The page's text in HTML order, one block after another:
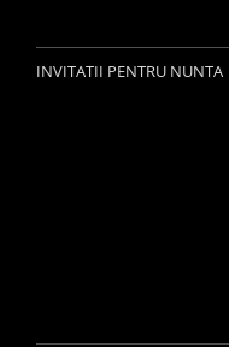
INVITATII PENTRU NUNTA